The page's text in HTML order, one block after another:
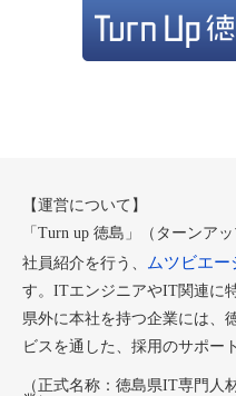
【運営について】
「Turn up 徳島」（ターンア
社員紹介を行う、
ムツビエー
す。ITエンジニアやIT関連に
県外に本社を持つ企業には、
ビスを通した、採用のサポー
（正式名称：徳島県IT専門